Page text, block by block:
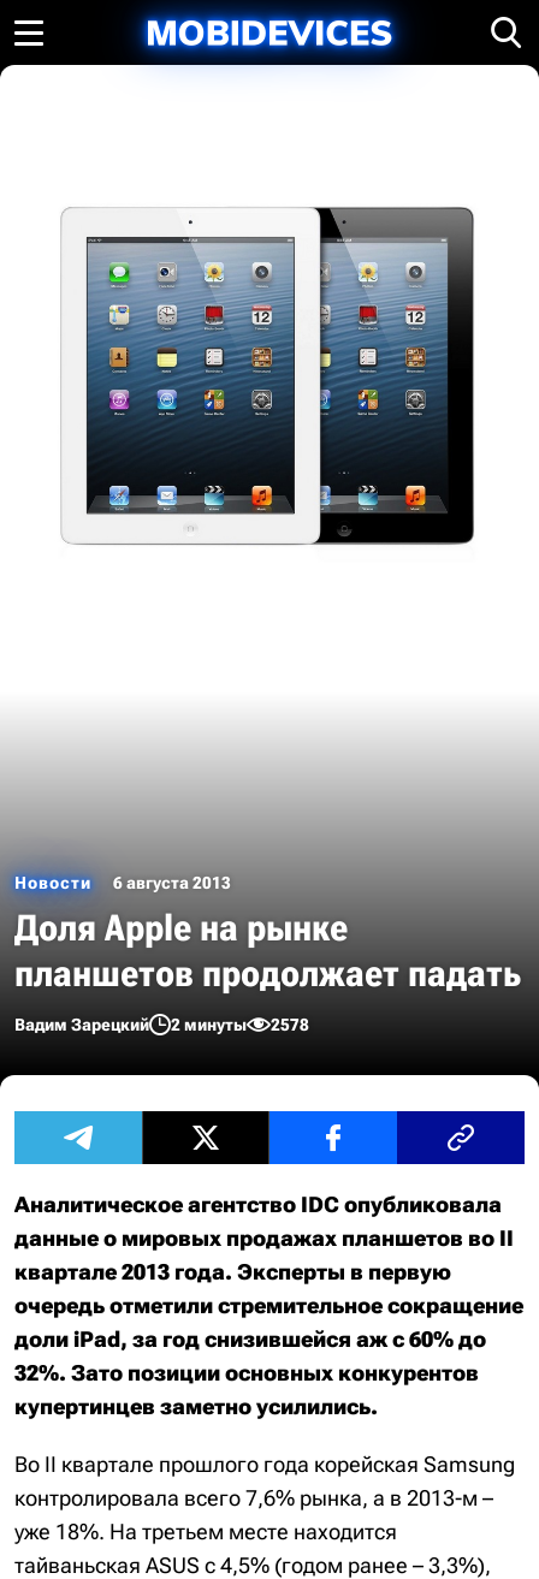
Новости 6 августа 2013
Доля Apple на рынке
планшетов продолжает падать
Вадим Зарецкий 2 минуты 2578
Аналитическое агентство IDC опубликовала
данные о мировых продажах планшетов во II
квартале 2013 года. Эксперты в первую
очередь отметили стремительное сокращение
доли iPad, за год снизившейся аж с 60% до
32%. Зато позиции основных конкурентов
купертинцев заметно усилились.
Во II квартале прошлого года корейская Samsung
контролировала всего 7,6% рынка, а в 2013-м –
уже 18%. На третьем месте находится
тайваньская ASUS с 4,5% (годом ранее – 3,3%),